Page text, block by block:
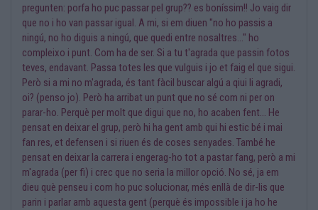
pregunten: porfa ho puc passar pel grup?? es boníssim!! Jo vaig dir
que no i ho van passar igual. A mi, si em diuen "no ho passis a
ningú, no ho diguis a ningú, que quedi entre nosaltres..." ho
compleixo i punt. Com ha de ser. Si a tu t'agrada que passin fotos
teves, endavant. Passa totes les que vulguis i jo et faig el que sigui.
Però si a mi no m'agrada, és tant fàcil buscar algú a qiui li agradi,
oi? (penso jo). Però ha arribat un punt que no sé com ni per on
parar-ho. Perquè per molt que digui que no, ho acaben fent... He
pensat en deixar el grup, però hi ha gent amb qui hi estic bé i mai
fan res, et defensen i si riuen és de coses senyades. També he
pensat en deixar la carrera i engerag-ho tot a pastar fang, però a mi
m'agrada (per fi) i crec que no seria la millor opció. No sé, ja em
dieu què penseu i com ho puc solucionar, més enllà de dir-lis que
parin i parlar amb aquesta gent (perquè és impossible i ja ho he